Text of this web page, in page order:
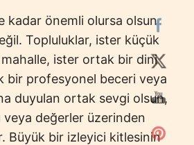
kadar önemli olursa olsun
Topluluklar, ister küçük
ister ortak bir dini
bir profesyonel beceri veya
duyulan ortak sevgi olsun,
veya değerler üzerinden
Büyük bir izleyici kitlesinin